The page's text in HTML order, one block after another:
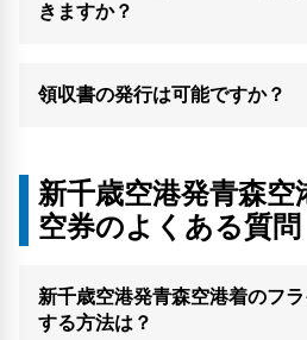
きますか？
領収書の発行は可能ですか？
新千歳空港発青森
空券のよくある質問
新千歳空港発青森空港着のフ
する方法は？